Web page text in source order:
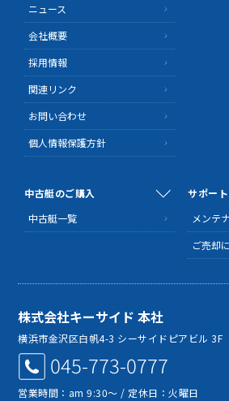
ニュース
会社概要
採用情報
関連リンク
お問い合わせ
個人情報保護方針
中古艇のご購入
中古艇一覧
サポート
メンテ
ご売却
株式会社キーサイド 本社
横浜市金沢区白帆4-3 シーサイドピアビル 3F
045-773-0777
営業時間：am 9:30～ / 定休日：火曜日